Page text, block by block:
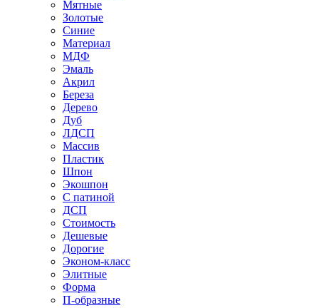
Мятные
Золотые
Синие
Материал
МДФ
Эмаль
Акрил
Береза
Дерево
Дуб
ЛДСП
Массив
Пластик
Шпон
Экошпон
С патиной
ДСП
Стоимость
Дешевые
Дорогие
Эконом-класс
Элитные
Форма
П-образные